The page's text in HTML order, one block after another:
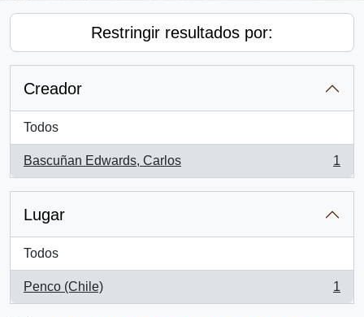
Restringir resultados por:
Creador
Todos
Bascuñan Edwards, Carlos
, 1 resultados
1
Lugar
Todos
Penco (Chile)
, 1 resultados
1